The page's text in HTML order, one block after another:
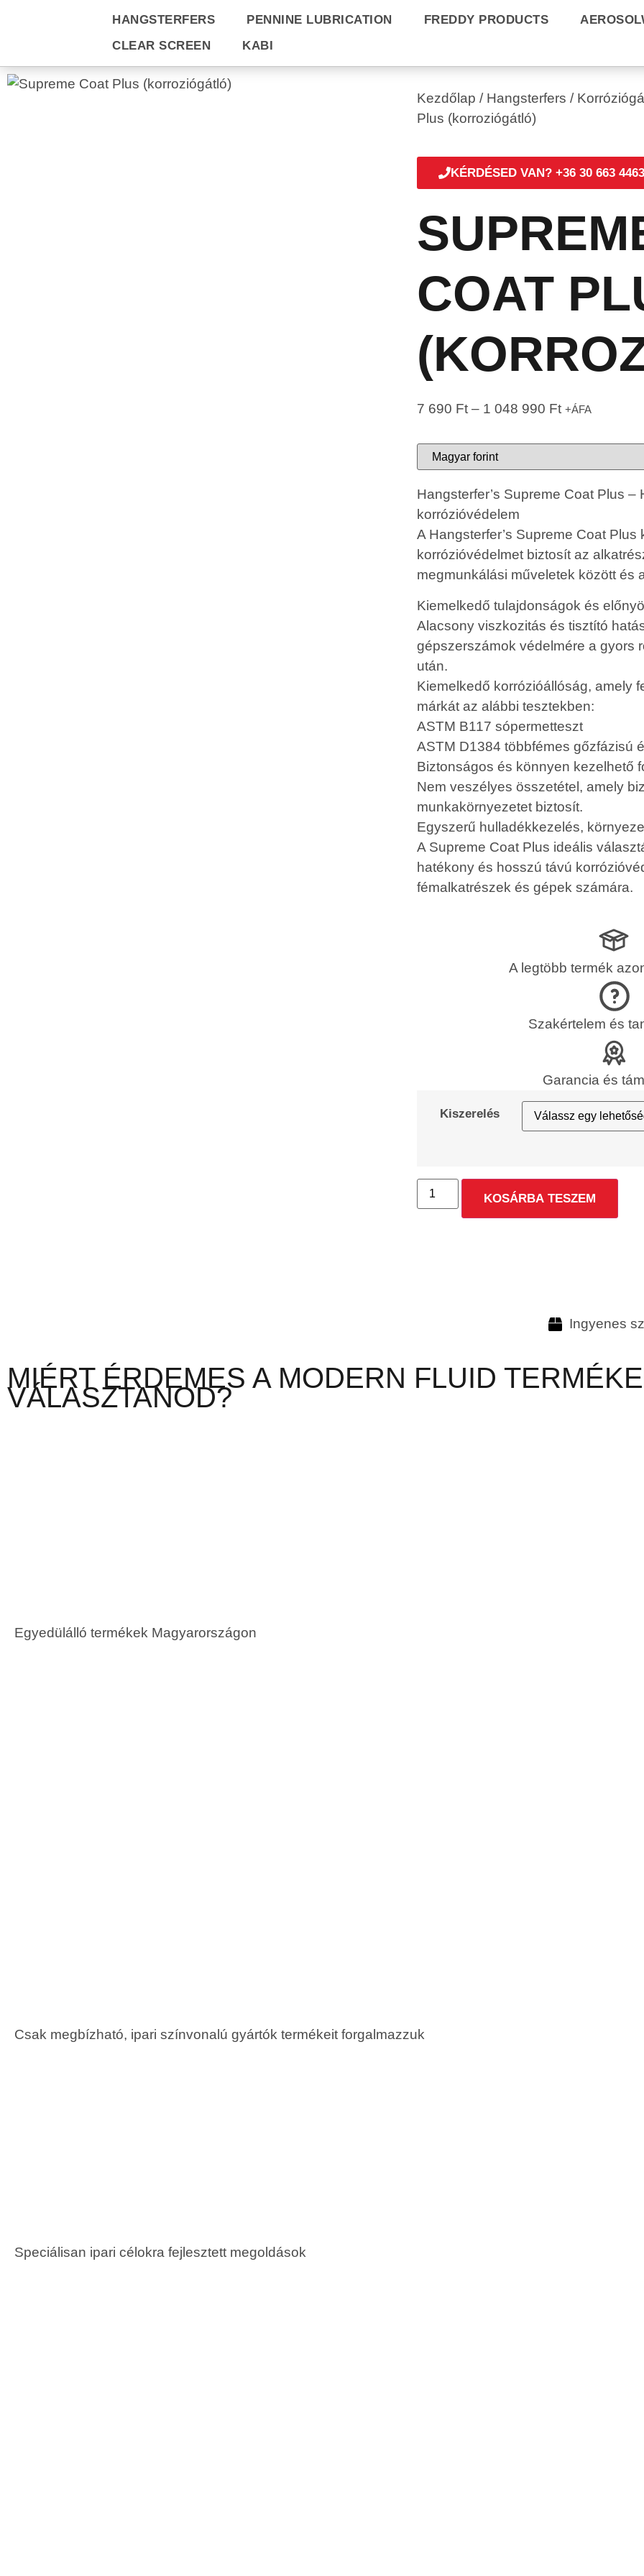
HANGSTERFERS PENNINE LUBRICATION FREDDY PRODUCTS
CLEAR SCREEN
KABI
Kezdőlap / Hangsterfers /
Plus (korroziógátló)
KÉRDÉSED VAN? +36 30 663 4463
COAT
7 690 Ft – 1 048 990 Ft +ÁFA
Hangsterfer’s Supreme Coat Plus –
korrózióvédelem
A Hangsterfer’s Supreme Coat Plus
korrózióvédelmet biztosít az
megmunkálási műveletek között és
Kiemelkedő tulajdonságok és
Alacsony viszkozitás és tisztító
gépszerszámok védelmére a gyors
után.
Kiemelkedő korrózióállóság, amely
márkát az alábbi tesztekben:
ASTM B117 sópermetteszt
ASTM D1384 többfémes gőzfázisú
Biztonságos és könnyen kezelhető
Nem veszélyes összetétel, amely
munkakörnyezetet biztosít.
Egyszerű hulladékkezelés,
A Supreme Coat Plus ideális
hatékony és hosszú távú
fémalkatrészek és gépek számára.
A legtöbb termék
Szakértelem és
Garancia és
Kiszerelés
KOSÁRBA TESZEM
Ingyenes
MIÉRT ÉRDEMES A MODERN FLUID
VÁLASZTANOD?
Egyedülálló termékek Magyarországon
Csak megbízható, ipari színvonalú gyártók termékeit forgalmazzuk
Speciálisan ipari célokra fejlesztett megoldások